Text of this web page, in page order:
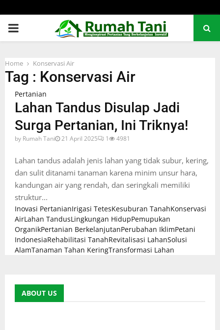
PRIMARY
Home Konservasi Air
Tag : Konservasi Air
Pertanian
Lahan Tandus Disulap Jadi
Surga Pertanian, Ini Triknya!
by Rumah Tani 21 April 2025 1 4981
Lahan tandus adalah jenis lahan yang tidak subur, kering,
dan sulit ditanami tanaman karena minim unsur hara,
kandungan air yang rendah, dan seringkali memiliki
struktur...
Inovasi PertanianIrigasi TetesKesuburan TanahKonservasi
AirLahan TandusLingkungan HidupPemupukan
OrganikPertanian BerkelanjutanPerubahan IklimPetani
IndonesiaRehabilitasi TanahRevitalisasi LahanSolusi
AlamTanaman Tahan KeringTransformasi Lahan
ABOUT US